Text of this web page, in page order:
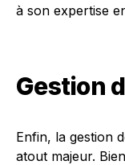
à son expertise
Gestion
Enfin, la gestion
atout majeur.